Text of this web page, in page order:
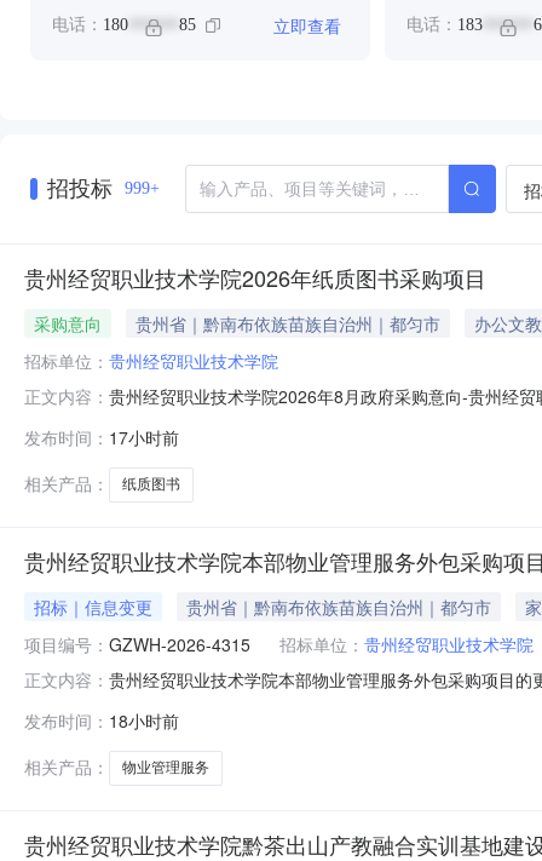
电话： 180 ****** 85 立即查看 电话： 183******
招投标 999+
贵州经贸职业技术学院2026年纸质图书采购项目
采购意向 贵州省｜黔南布依族苗族自治州｜都匀市
办公文教
招标单位： 贵州经贸职业技术学院
正文内容： 贵州经贸职业技术学院2026年8月政府采购意向-贵州经
购品目：采购需求概况：采购标的名称：纸质图书采购
馆藏资源。需满
发布时间： 17小时前
相关产品：
纸质图书
贵州经贸职业技术学院本部物业管理服务外包采购项
招标｜信息变更 贵州省｜黔南布依族苗族自治州｜都匀市
项目编号： GZWH-2026-4315 招标单位： 贵州经贸职业技术学院
正文内容： 贵州经贸职业技术学院本部物业管理服务外包采购项目
由采购人承担：灯具、水龙头、水管、门锁、水箱、面
为标准。;更正
发布时间： 18小时前
相关产品：
物业管理服务
贵州经贸职业技术学院黔茶出山产教融合实训基地建